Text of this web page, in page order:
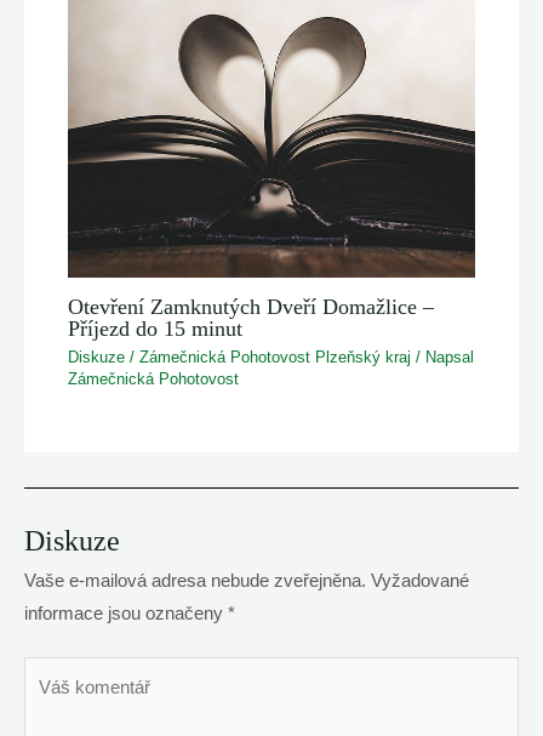
Otevření Zamknutých Dveří Domažlice –
Příjezd do 15 minut
Diskuze /Zámečnická Pohotovost Plzeňský kraj / Napsal
Zámečnická Pohotovost
Diskuze
Vaše e-mailová adresa nebude zveřejněna. Vyžadované
informace jsou označeny *